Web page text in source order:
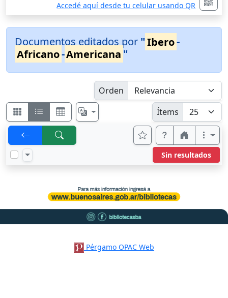
Accedé aquí desde tu celular usando QR
Documentos editados por "Ibero-
Africano-Americana "
Orden
Ítems
Sin resultados
Pérgamo OPAC Web